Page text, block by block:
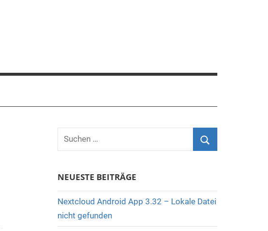
Suchen
NEUESTE BEITRÄGE
Nextcloud Android App 3.32 – Lokale Datei
nicht gefunden